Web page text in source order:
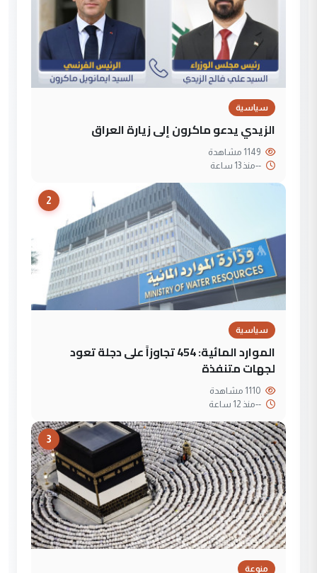
سياسية
الزيدي يدعو ماكرون إلى زيارة العراق
--منذ 13 ساعة
2
سياسية
الموارد المائية: 454 تجاوزاً على دجلة تعود
لجهات متنفذة
--منذ 12 ساعة
3
منوعة